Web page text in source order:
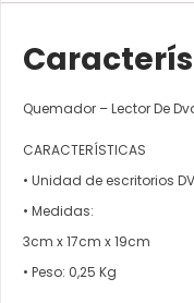
Quemador – Lector De
CARACTERÍSTICAS
• Unidad de escritorios
• Medidas:
3cm x 17cm x 19cm
• Peso: 0,25 Kg